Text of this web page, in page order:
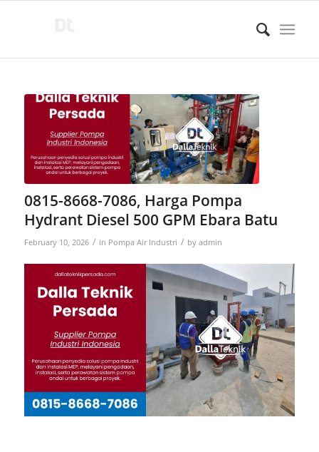
0815-8668-7086, Harga Pompa
Hydrant Diesel 500 GPM Ebara Batu
February 10, 2026 / in Pompa Air Industri / by admin